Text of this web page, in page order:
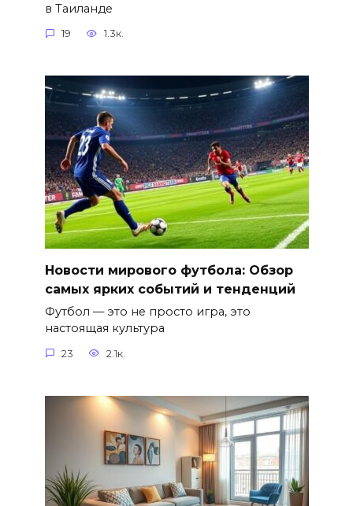
в Таиланде
19 1.3к.
Новости мирового футбола: Обзор
самых ярких событий и тенденций
Футбол — это не просто игра, это
настоящая культура
23 2.1к.